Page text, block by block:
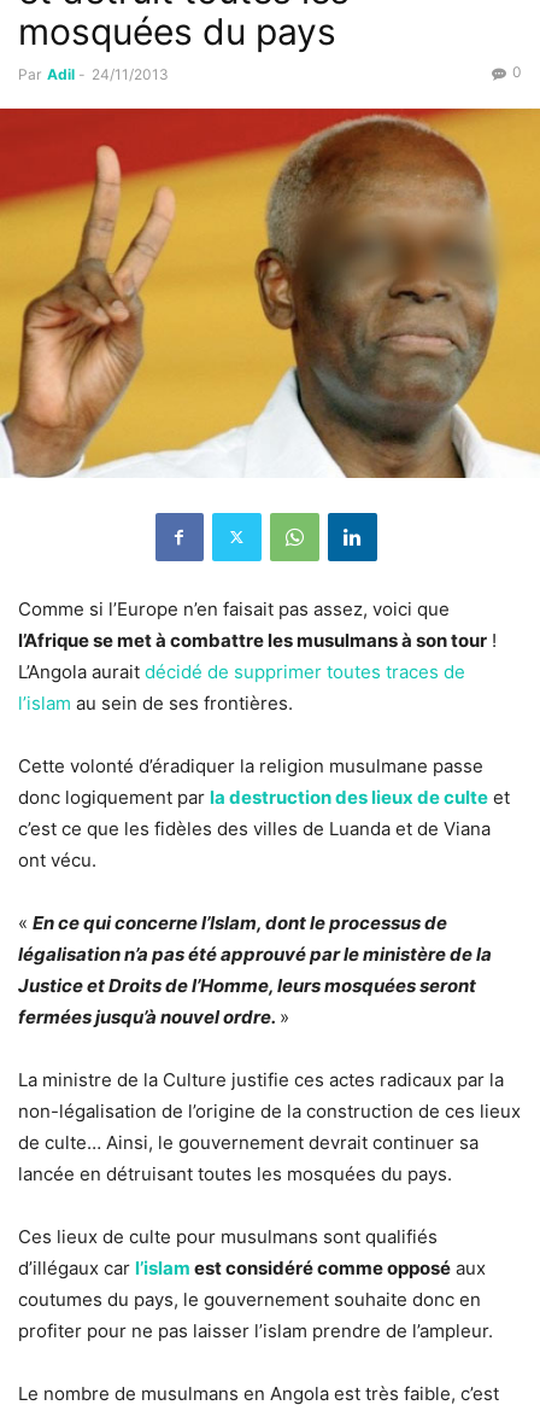
mosquées du pays
Par Adil - 24/11/2013 0
Comme si l’Europe n’en faisait pas assez, voici que
l’Afrique se met à combattre les musulmans à son tour !
L’Angola aurait décidé de supprimer toutes traces de
l’islam au sein de ses frontières.
Cette volonté d’éradiquer la religion musulmane passe
donc logiquement par la destruction des lieux de culte et
c’est ce que les fidèles des villes de Luanda et de Viana
ont vécu.
« En ce qui concerne l’Islam, dont le processus de
légalisation n’a pas été approuvé par le ministère de la
Justice et Droits de l’Homme, leurs mosquées seront
fermées jusqu’à nouvel ordre. »
La ministre de la Culture justifie ces actes radicaux par la
non-légalisation de l’origine de la construction de ces lieux
de culte… Ainsi, le gouvernement devrait continuer sa
lancée en détruisant toutes les mosquées du pays.
Ces lieux de culte pour musulmans sont qualifiés
d’illégaux car l’islam est considéré comme opposé aux
coutumes du pays, le gouvernement souhaite donc en
profiter pour ne pas laisser l’islam prendre de l’ampleur.
Le nombre de musulmans en Angola est très faible, c’est